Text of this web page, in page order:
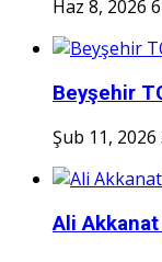
Haz 8, 2026
Beyşehir
Şub 11, 2026
Ali